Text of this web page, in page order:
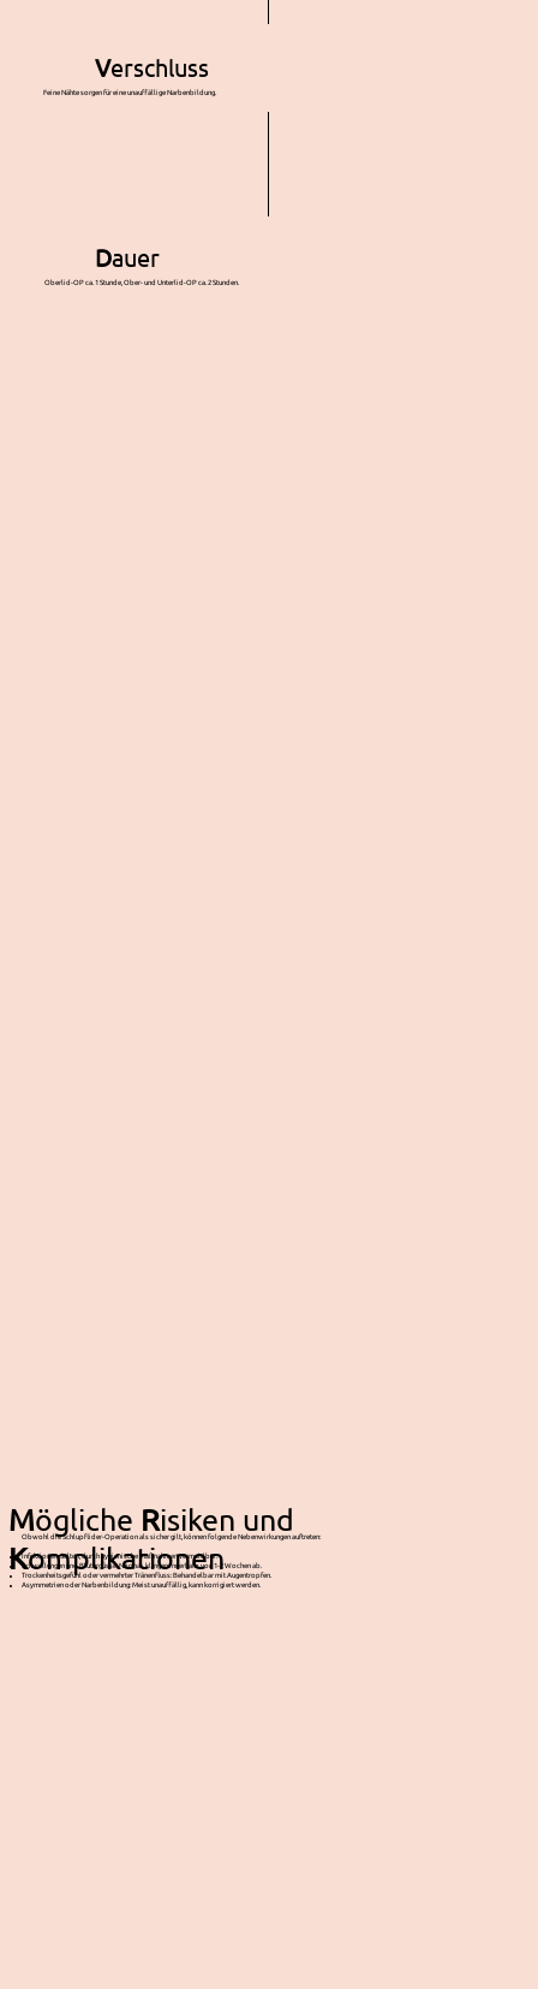
Verschluss
Feine Nähte sorgen für eine unauffällige Narbenbildung.
Dauer
Oberlid-OP ca. 1 Stunde, Ober- und Unterlid-OP ca. 2 Stunden.
Mögliche Risiken und
Komplikationen
Obwohl die Schlupflider-Operation als sicher gilt, können folgende Nebenwirkungen auftreten:
Infektionen: Selten, durch hygienische Maßnahmen vermeidbar.
Schwellungen und Blutergüsse: Normal, klingen innerhalb von 1-2 Wochen ab.
Trockenheitsgefühl oder vermehrter Tränenfluss: Behandelbar mit Augentropfen.
Asymmetrien oder Narbenbildung: Meist unauffällig, kann korrigiert werden.